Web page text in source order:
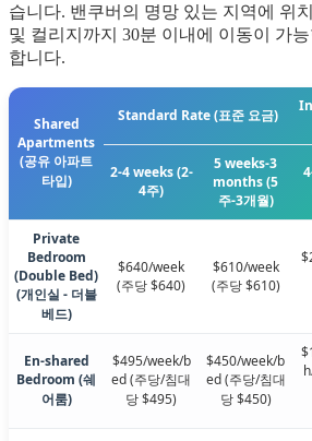
습니다. 밴쿠버의 명망 있는 지역에 위
및 컬리지까지 30분 이내에 이동이 가
합니다.
Shared
Apartments
(공유 아파트
타입)
Standard Rate (표준 요금)
2-4 weeks (2-
4주)
5 weeks-3
months (5
주-3개월)
Private
Bedroom
(Double Bed)
(개인실 - 더블
베드)
$640/week
(주당 $640)
$610/week
(주당 $610)
En-shared
Bedroom (쉐
어룸)
$495/week/b
ed (주당/침대
당 $495)
$450/week/b
ed (주당/침대
당 $450)